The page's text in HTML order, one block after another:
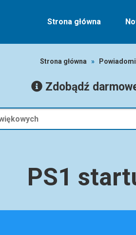
Strona główna
Strona główna »
Zdobądź
PS1